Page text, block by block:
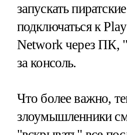
запускать
подключаться к
Network через ПК,
за консоль.
Что более важно,
злоумышленники